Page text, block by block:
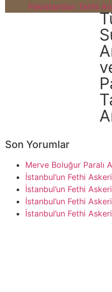
Son Yorumlar
Merve Boluğur Paralı
İstanbul’un Fethi Askeri
İstanbul’un Fethi Askeri
İstanbul’un Fethi Askeri
İstanbul’un Fethi Askeri